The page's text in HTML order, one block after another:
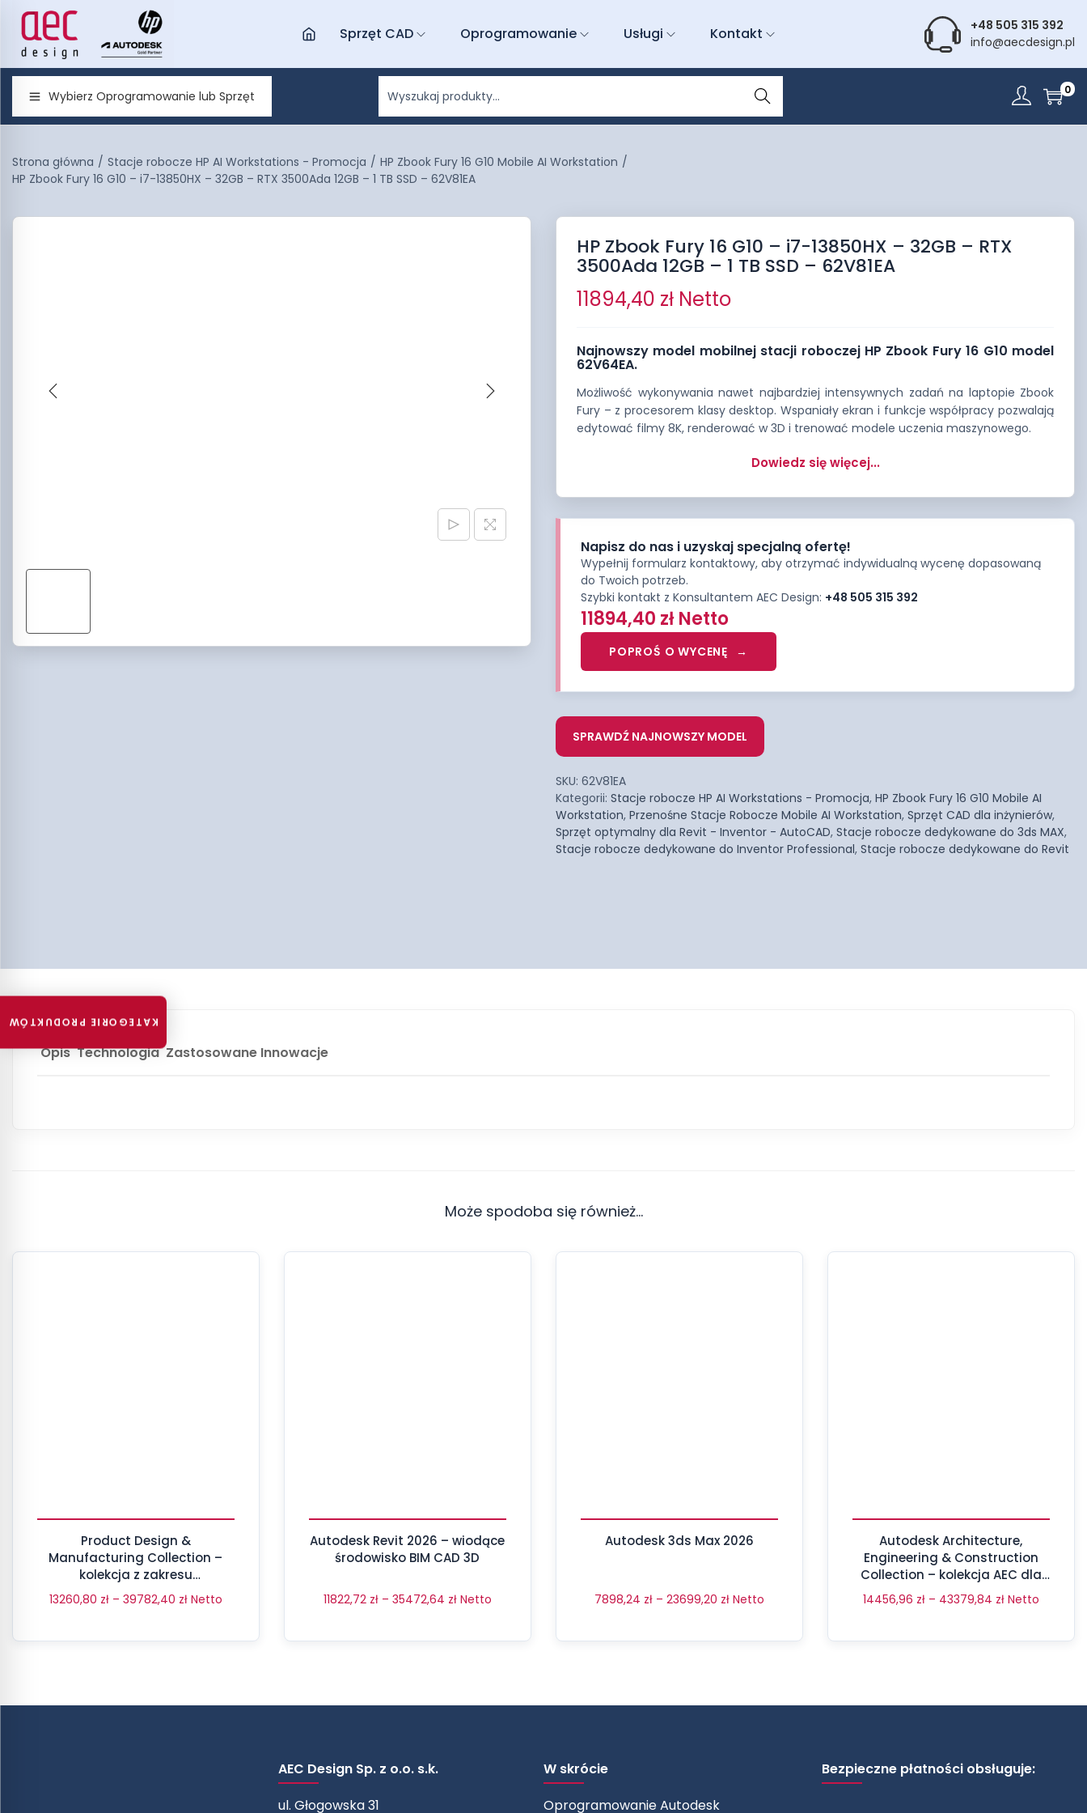
Sprzęt CAD Oprogramowanie Usługi Kontakt
+48 505 315 392
info@aecdesign.pl
Wybierz Oprogramowanie lub Sprzęt
Wyszu
kiwani
e
0
Strona główna / Stacje robocze HP AI Workstations - Promocja / HP Zbook Fury 16 G10 Mobile AI Workstation /
HP Zbook Fury 16 G10 – i7-13850HX – 32GB – RTX 3500Ada 12GB – 1 TB SSD – 62V81EA
HP Zbook Fury 16 G10 – i7-13850HX – 32GB – RTX
3500Ada 12GB – 1 TB SSD – 62V81EA
11894,40 zł Netto
Najnowszy model mobilnej stacji roboczej HP Zbook Fury 16 G10 model
62V64EA.
Możliwość wykonywania nawet najbardziej intensywnych zadań na laptopie Zbook
Fury – z procesorem klasy desktop. Wspaniały ekran i funkcje współpracy pozwalają
edytować filmy 8K, renderować w 3D i trenować modele uczenia maszynowego.
Dowiedz się więcej...
Napisz do nas i uzyskaj specjalną ofertę!
Wypełnij formularz kontaktowy, aby otrzymać indywidualną wycenę dopasowaną
do Twoich potrzeb.
Szybki kontakt z Konsultantem AEC Design: +48 505 315 392
11894,40 zł Netto
POPROŚ O WYCENĘ
SPRAWDŹ NAJNOWSZY MODEL
SKU: 62V81EA
Kategorii: Stacje robocze HP AI Workstations - Promocja, HP Zbook Fury 16 G10 Mobile AI
Workstation, Przenośne Stacje Robocze Mobile AI Workstation, Sprzęt CAD dla inżynierów,
Sprzęt optymalny dla Revit - Inventor - AutoCAD, Stacje robocze dedykowane do 3ds MAX,
Stacje robocze dedykowane do Inventor Professional, Stacje robocze dedykowane do Revit
Opis Technologia Zastosowane Innowacje
Może spodoba się również…
Product Design &
Manufacturing Collection –
kolekcja z zakresu
wytwarzania i projektowania
produktów – kompletny pakiet
13260,80 zł – 39782,40 zł Netto
Autodesk Revit 2026 – wiodące
środowisko BIM CAD 3D
11822,72 zł – 35472,64 zł Netto
Autodesk 3ds Max 2026
7898,24 zł – 23699,20 zł Netto
Autodesk Architecture,
Engineering & Construction
Collection – kolekcja AEC dla
branży architektonicznej,
inżynierii i budownictwa
14456,96 zł – 43379,84 zł Netto
AEC Design Sp. z o.o. s.k.
ul. Głogowska 31
W skrócie
Oprogramowanie Autodesk
Bezpieczne płatności obsługuje:
KATEGORIE PRODUKTÓW